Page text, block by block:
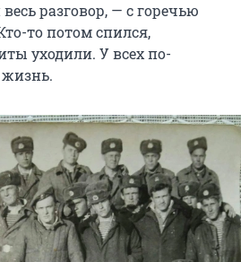
разговор, — с горечью
то потом спился,
уходили. У всех по-